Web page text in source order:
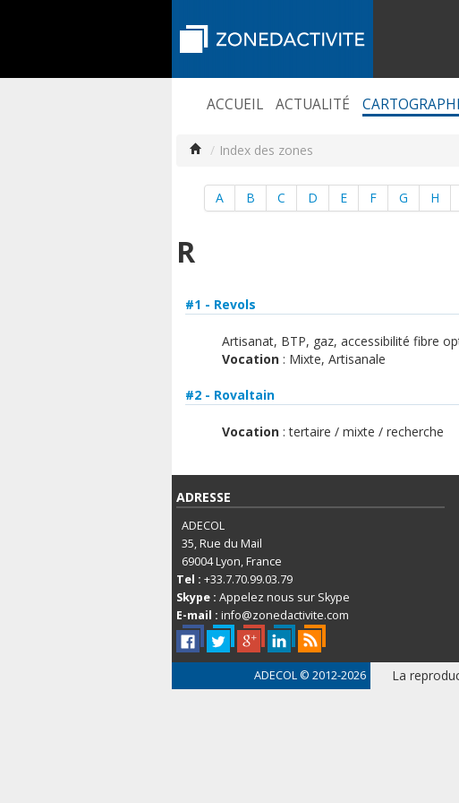
ACCUEIL ACTUALITÉ
/ Index des zones
A B C D E F G H
R
#1 - Revols
Artisanat, BTP, gaz, accessibilité fibre
Vocation : Mixte, Artisanale
#2 - Rovaltain
Vocation : tertaire / mixte / recherche
ADRESSE
ADECOL
35, Rue du Mail
69004Lyon, France
Tel : +33.7.70.99.03.79
Skype : Appelez nous sur Skype
E-mail : info@zonedactivite.com
ADECOL© 2012-2026 La